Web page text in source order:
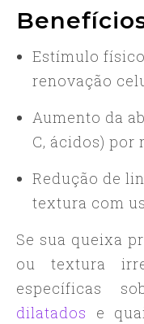
Estímulo
renovação
Aumento da
C, ácidos)
Redução de
textura com
Se sua queixa
ou textura
específicas
dilatados e